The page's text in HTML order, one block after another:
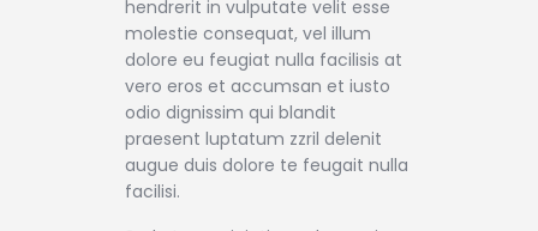
hendrerit in vulputate velit esse
molestie consequat, vel illum
dolore eu feugiat nulla facilisis at
vero eros et accumsan et iusto
odio dignissim qui blandit
praesent luptatum zzril delenit
augue duis dolore te feugait nulla
facilisi.